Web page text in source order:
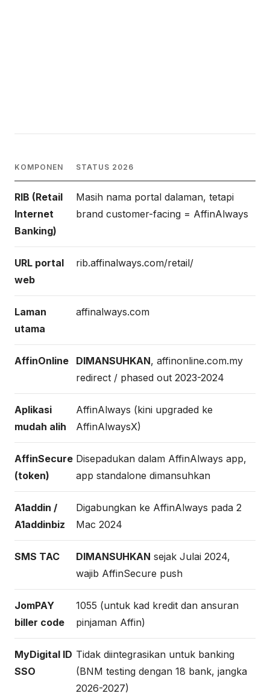
KOMPONEN STATUS 2026
RIB (Retail
Internet
Banking)
Masih nama portal dalaman, tetapi
brand customer-facing = AffinAlways
URL portal
web
rib.affinalways.com/retail/
Laman
utama
affinalways.com
AffinOnline DIMANSUHKAN, affinonline.com.my
redirect / phased out 2023-2024
Aplikasi
mudah alih
AffinAlways (kini upgraded ke
AffinAlwaysX)
AffinSecure
(token)
Disepadukan dalam AffinAlways app,
app standalone dimansuhkan
A1addin /
A1addinbiz
Digabungkan ke AffinAlways pada 2
Mac 2024
SMS TAC DIMANSUHKAN sejak Julai 2024,
wajib AffinSecure push
JomPAY
biller code
1055 (untuk kad kredit dan ansuran
pinjaman Affin)
MyDigital ID
SSO
Tidak diintegrasikan untuk banking
(BNM testing dengan 18 bank, jangka
2026-2027)